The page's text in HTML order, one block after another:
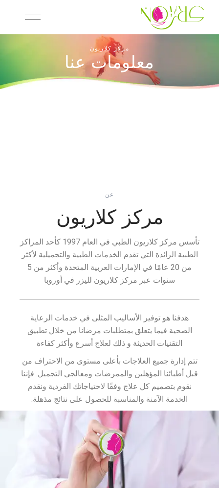
مركز كلاريون
معلومات عنا
عن
مركز كلاريون
تأسس مركز كلاريون الطبي في العام 1997 كأحد المراكز
الطبية الرائدة التي تقدم الخدمات الطبية والتجميلية لأكثر
من 20 عامًا في الإمارات العربية المتحدة وأكثر من 5
سنوات عبر مركز كلاريون لليزر في أوروبا
هدفنا هو توفير الأساليب المثلى في خدمات الرعاية
الصحية فيما يتعلق بمتطلبات مرضانا من خلال تطبيق
التقنيات الحديثة و ذلك لعلاج أسرع وأكثر كفاءة
تتم إدارة جميع العلاجات بأعلى مستوى من الاحتراف من
قبل أطبائنا المؤهلين والممرضات ومعالجي التجميل. فإننا
نقوم بتصميم كل علاج وفقًا لاحتياجاتك الفردية ونقدم
الخدمة الآمنة والمناسبة للحصول على نتائج مذهلة.